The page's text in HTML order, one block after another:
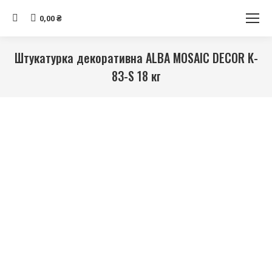
Search:0,00 ₴
Штукатурка декоративна ALBA MOSAIC DECOR K-
83-S 18 кг